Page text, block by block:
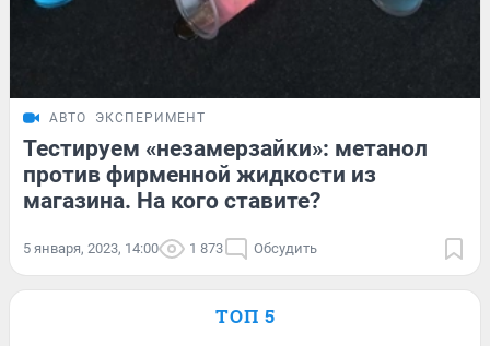
АВТО ЭКСПЕРИМЕНТ
Тестируем «незамерзайки»: метанол
против фирменной жидкости из
магазина. На кого ставите?
5 января, 2023, 14:00 1 873 Обсудить
ТОП 5